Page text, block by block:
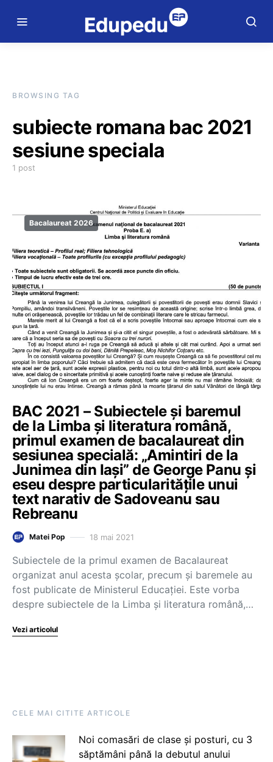
BROWSING TAG
subiecte romana bac 2021
sesiune speciala
1 post
Bacalaureat 2026
BAC 2021 – Subiectele și baremul
de la Limba și literatura română,
primul examen de bacalaureat din
sesiunea specială: „Amintiri de la
Junimea din Iași” de George Panu și
eseu despre particularitățile unui
text narativ de Sadoveanu sau
Rebreanu
Matei Pop 18 mai 2021
Subiectele de la primul examen de Bacalaureat
organizat anul acesta școlar, precum și baremele au
fost publicate de Ministerul Educației. Este vorba
despre subiectele de la Limba și literatura română,…
Vezi articolul
CELE MAI CITITE ARTICOLE
Noi comasări de clase și posturi, cu 3
săptămâni până la debutul anului